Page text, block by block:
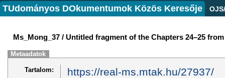
TUdományos DOkumentumok Közös Keresője
Ms_Mong_37 / Untitled fragment of the Chapters 24–25
Metaadatok
Tartalom: https://real-ms.mtak.hu/27937/